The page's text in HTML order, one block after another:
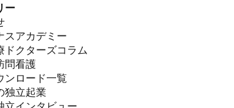
ー
スアカデミー
ドクターズコラム
問看護
ンロード一覧
独立起業